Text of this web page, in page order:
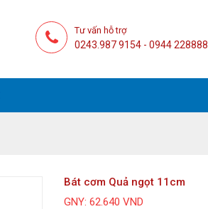
Tư vấn hỗ trợ
0243.987 9154 - 0944 228888
Bát cơm Quả ngọt 11cm
GNY: 62.640 VND